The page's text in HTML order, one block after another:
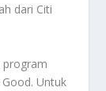
dari Citi
program
Untuk